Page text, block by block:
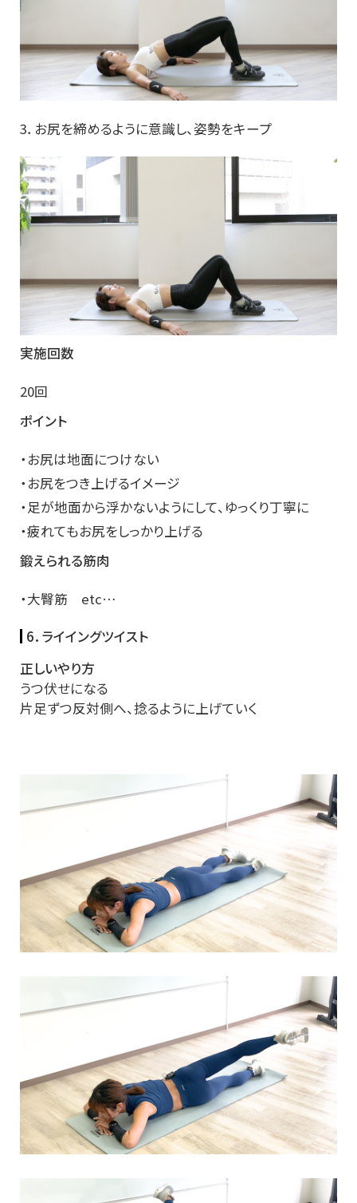
3．お尻を締めるように意識し、姿勢をキープ
実施回数
20回
ポイント
・お尻は地面につけない
・お尻をつき上げるイメージ
・足が地面から浮かないようにして、ゆっくり丁寧に
・疲れてもお尻をしっかり上げる
鍛えられる筋肉
・大臀筋 etc…
6．ライイングツイスト
正しいやり方
うつ伏せになる
片足ずつ反対側へ、捻るように上げていく